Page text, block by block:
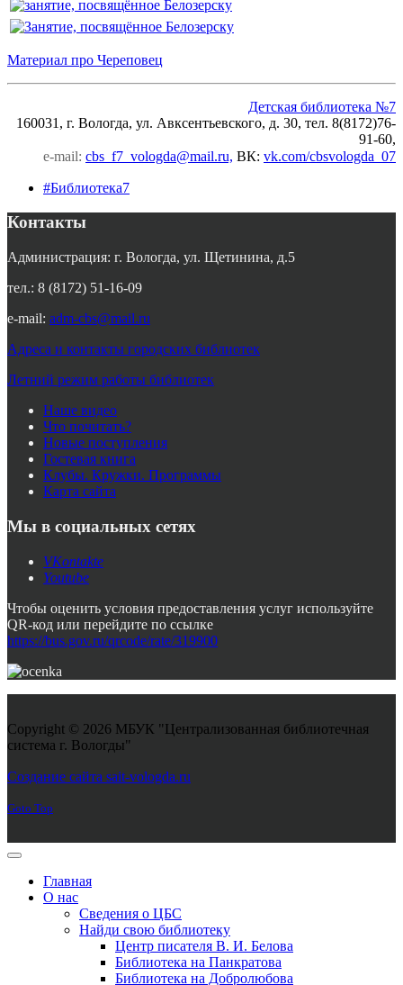
Материал про Череповец
Детская библиотека №7
160031, г. Вологда, ул. Авксентьевского, д. 30, тел. 8(8172)76-
91-60,
e-mail: cbs_f7_vologda@mail.ru, ВК: vk.com/cbsvologda_07
#Библиотека7
Контакты
Администрация: г. Вологда, ул. Щетинина, д.5
тел.: 8 (8172) 51-16-09
e-mail: adm-cbs@mail.ru
Адреса и контакты городских библиотек
Летний режим работы библиотек
Наше видео
Что почитать?
Новые поступления
Гостевая книга
Клубы. Кружки. Программы
Карта сайта
Мы в социальных сетях
VKontakte
Youtube
Чтобы оценить условия предоставления услуг используйте
QR-код или перейдите по ссылке
https://bus.gov.ru/qrcode/rate/319900
Copyright © 2026 МБУК "Централизованная библиотечная
система г. Вологды"
Создание сайта sait-vologda.ru
Goto Top
Главная
О нас
Сведения о ЦБС
Найди свою библиотеку
Центр писателя В. И. Белова
Библиотека на Панкратова
Библиотека на Добролюбова